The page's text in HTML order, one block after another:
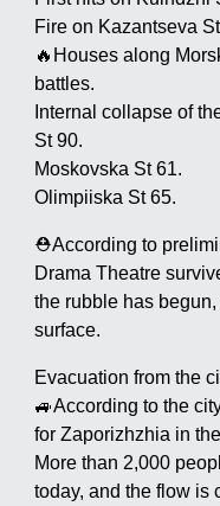
Fire on Kazantseva
🔥Houses along
battles.
Internal collapse of
St 90.
Moskovska St 61.
Olimpiiska St 65.
⛑️According to
Drama Theatre
the rubble has
surface.
Evacuation from the
🚙According to the
for Zaporizhzhia in
More than 2,000
today, and the flow is